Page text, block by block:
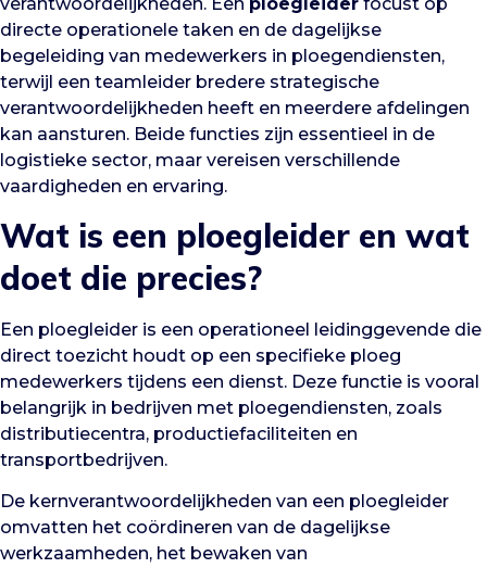
directe operationele taken en de dagelijkse
begeleiding van medewerkers in ploegendiensten,
terwijl een teamleider bredere strategische
verantwoordelijkheden heeft en meerdere afdelingen
kan aansturen. Beide functies zijn essentieel in de
logistieke sector, maar vereisen verschillende
vaardigheden en ervaring.
Wat is een ploegleider en wat
doet die precies?
Een ploegleider is een operationeel leidinggevende die
direct toezicht houdt op een specifieke ploeg
medewerkers tijdens een dienst. Deze functie is vooral
belangrijk in bedrijven met ploegendiensten, zoals
distributiecentra, productiefaciliteiten en
transportbedrijven.
De kernverantwoordelijkheden van een ploegleider
omvatten het coördineren van de dagelijkse
werkzaamheden, het bewaken van